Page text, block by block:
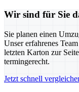
Wir sind für Sie
Sie planen einen
Unser erfahrenes
letzten Karton zur
termingerecht.
Jetzt schnell